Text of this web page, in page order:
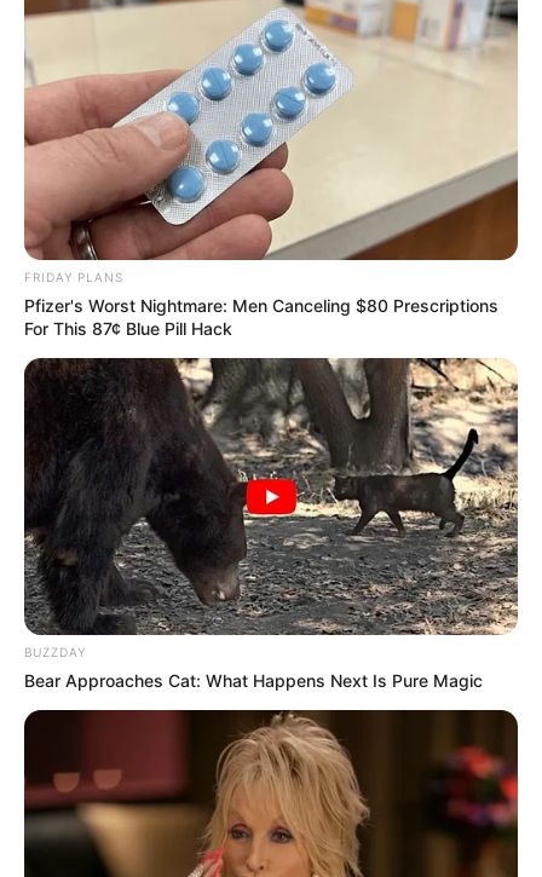
Hotels in der Urlaubsregion Ostsee in und um
Ostseebad Binz:
Ferienwohnungen, Ferienhäuser und Unterkünfte gibt
es unterwww.tourist-online.de
Hier geht es weiter mit einerAuflistung von Hotels in der
Urlaubsregion Ostsee
und darüber hinaus.
Reiseziele in Deutschland und in der Welt
FRIDAY PLANS
Pfizer's Worst Nightmare: Men Canceling $80 Prescriptions
For This 87¢ Blue Pill Hack
BUZZDAY
Bear Approaches Cat: What Happens Next Is Pure Magic